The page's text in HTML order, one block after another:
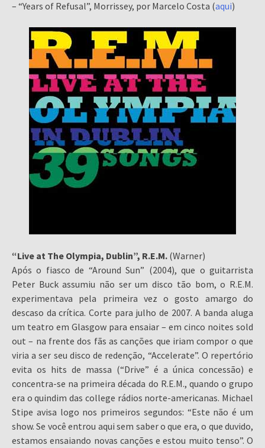
– “Years of Refusal”, Morrissey, por Marcelo Costa (aqui)
“Live at The Olympia, Dublin”, R.E.M. (Warner)
Após o fiasco de “Around Sun” (2004), que o guitarrista
Peter Buck assumiu não ser um disco tão bom, o R.E.M.
experimentava pela primeira vez o gosto amargo do
descaso da crítica. Corte para julho de 2007. A banda aluga
um teatro em Glasgow para ensaiar – em cinco noites sold
out – na frente dos fãs as canções que iriam compor o que
viria a ser seu disco de redenção, “Accelerate”. O repertório
evita os hits de massa (“Drive” é a única concessão) e
concentra-se na primeira década do R.E.M., quando o grupo
era o quindim das college rádios norte-americanas. Michael
Stipe avisa logo nos primeiros segundos: “Este não é um
show. Se você entrou aqui sem saber o que era, o que duvido,
estamos ensaiando novas canções e estou muito tenso”. O